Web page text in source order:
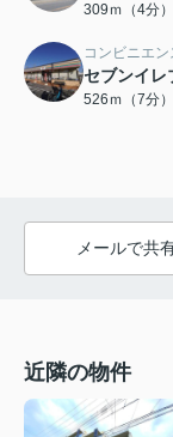
309ｍ（4分）
コンビニエ
セブンイレ
526ｍ（7分）
メールで共
近隣の物件